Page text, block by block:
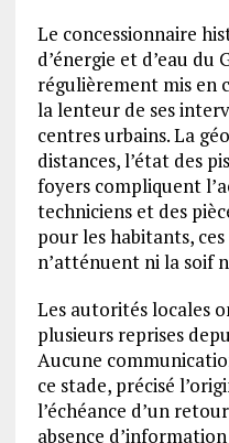
Le concessionnaire
d’énergie et d’eau du
régulièrement mis en
la lenteur de ses
centres urbains. La
distances, l’état des
foyers compliquent
techniciens et des
pour les habitants,
n’atténuent ni la soif
Les autorités locales
plusieurs reprises
Aucune
ce stade, précisé
l’échéance d’un
absence